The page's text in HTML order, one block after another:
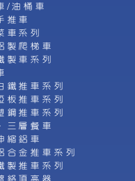
/油桶車
推車
車系列
製爬梯車
製車系列
鐵推車系列
板推車系列
鋼推車系列
三層餐車
縮鋁車
合金推車系列
製推車系列